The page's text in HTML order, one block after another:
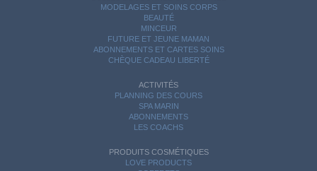
MODELAGES ET SOINS CORPS
BEAUTÉ
MINCEUR
FUTURE ET JEUNE MAMAN
ABONNEMENTS ET CARTES SOINS
CHÈQUE CADEAU LIBERTÉ
ACTIVITÉS
PLANNING DES COURS
SPA MARIN
ABONNEMENTS
LES COACHS
PRODUITS COSMÉTIQUES
LOVE PRODUCTS